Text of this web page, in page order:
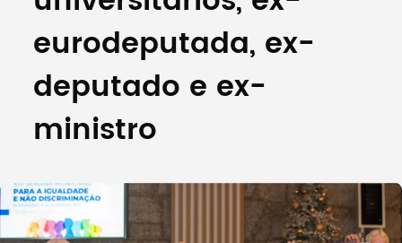
eurodeputada, ex-
deputado e ex-
ministro